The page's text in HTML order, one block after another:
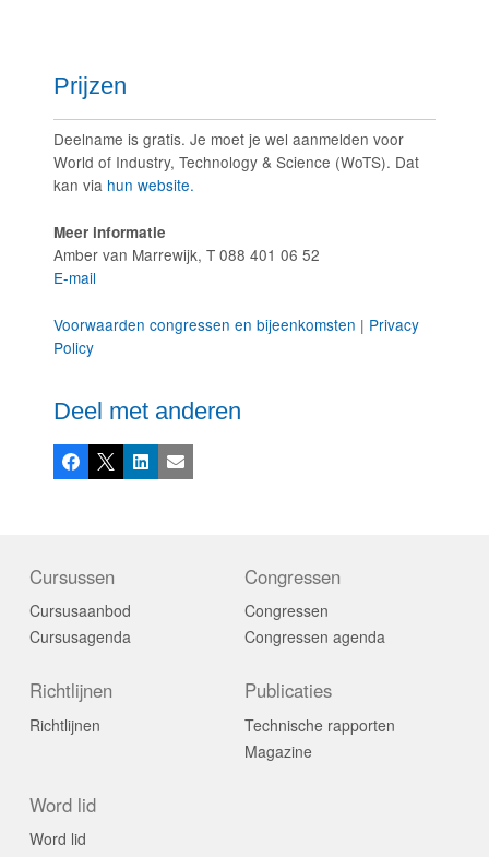
Prijzen
Deelname is gratis. Je moet je wel aanmelden voor
World of Industry, Technology & Science (WoTS). Dat
kan via hun website.
Meer informatie
Amber van Marrewijk, T 088 401 06 52
E-mail
Voorwaarden congressen en bijeenkomsten | Privacy
Policy
Deel met anderen
Facebook
X LinkedInE-mail
Cursussen
Cursusaanbod
Cursusagenda
Congressen
Congressen
Congressen agenda
Richtlijnen
Richtlijnen
Publicaties
Technische rapporten
Magazine
Word lid
Word lid